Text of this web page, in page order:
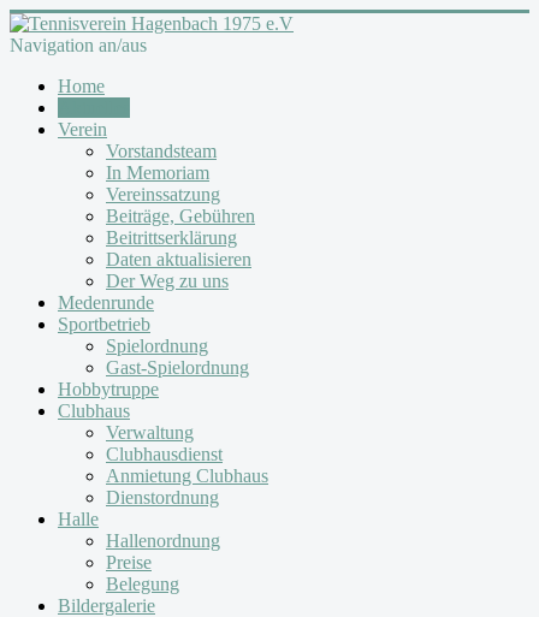
Navigation an/aus
Home
Verein
Vorstandsteam
In Memoriam
Vereinssatzung
Beiträge, Gebühren
Beitrittserklärung
Daten aktualisieren
Der Weg zu uns
Medenrunde
Sportbetrieb
Spielordnung
Gast-Spielordnung
Hobbytruppe
Clubhaus
Verwaltung
Clubhausdienst
Anmietung Clubhaus
Dienstordnung
Halle
Hallenordnung
Preise
Belegung
Bildergalerie